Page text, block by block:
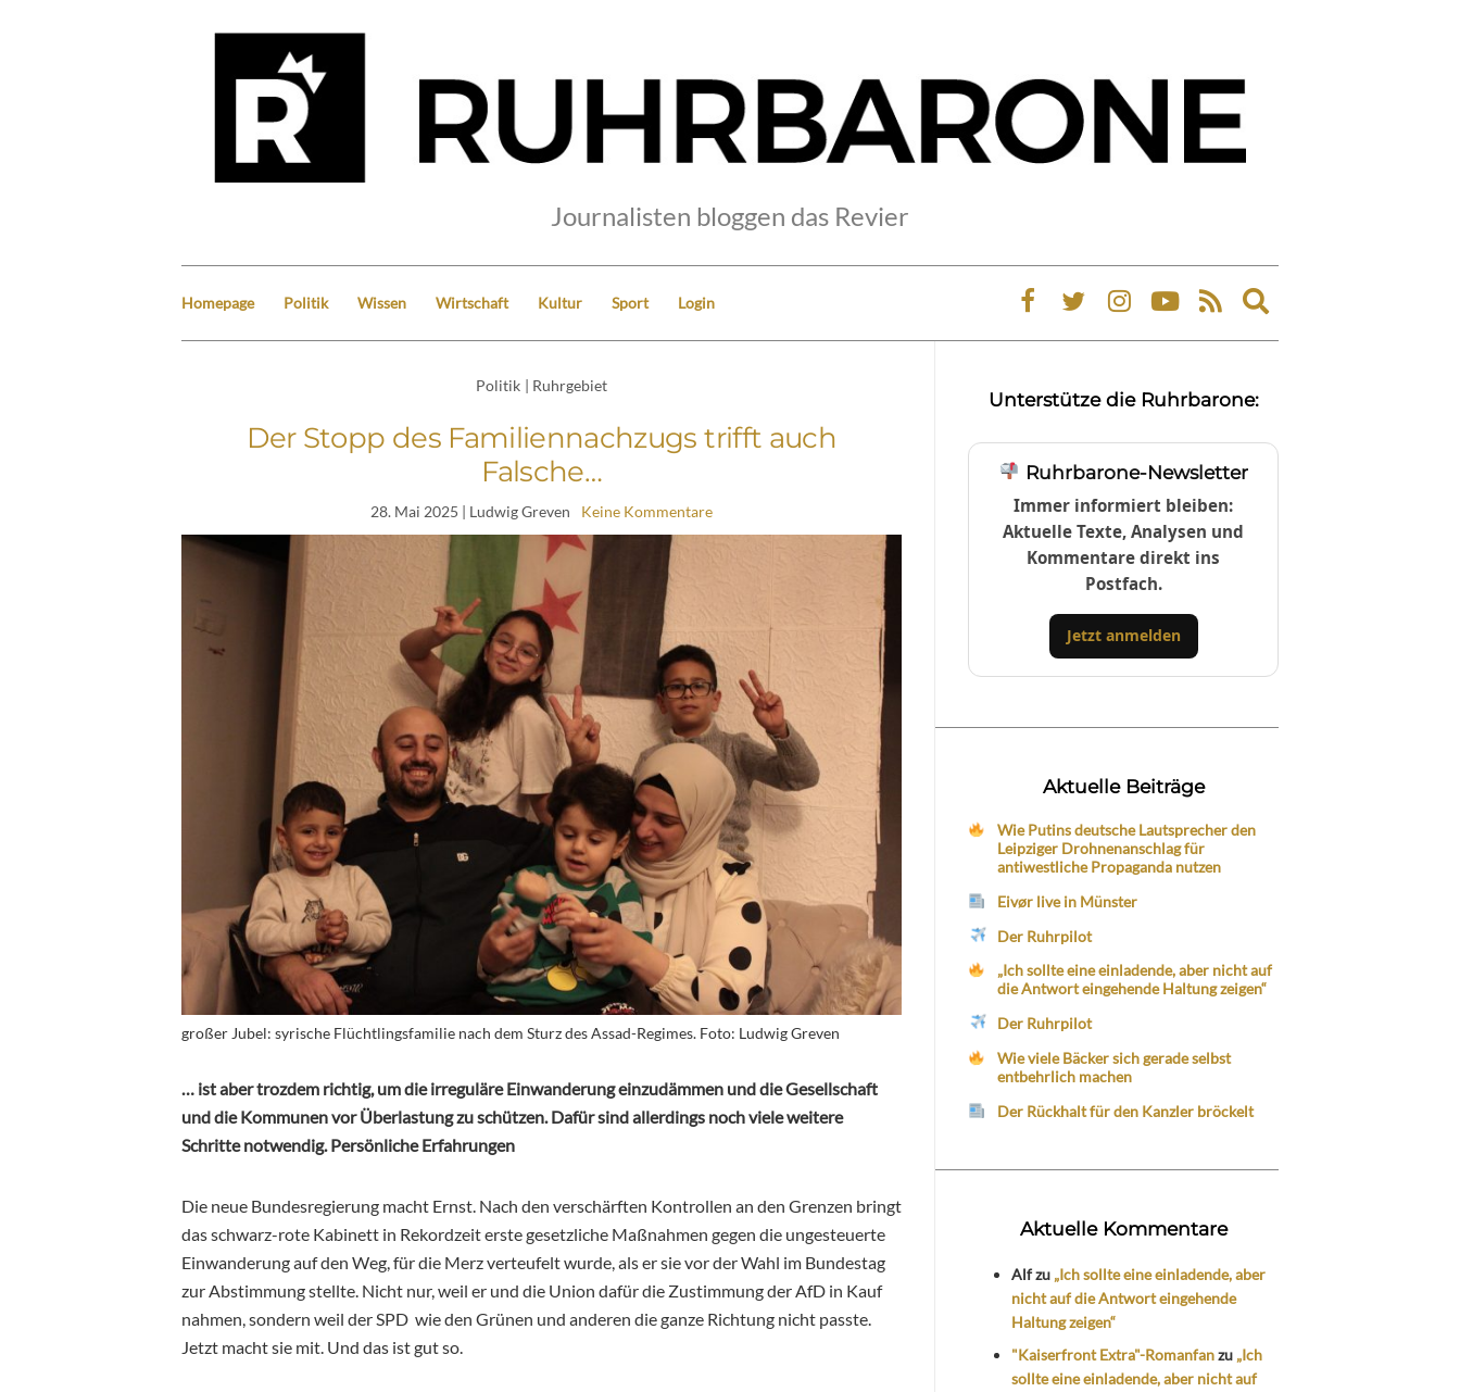
Journalisten bloggen das Revier
Homepage Politik Wissen Wirtschaft Kultur Sport Login
Expand
search
Politik | Ruhrgebiet
Der Stopp des Familiennachzugs trifft auch
Falsche…
28. Mai 2025 | Ludwig Greven Keine Kommentare
großer Jubel: syrische Flüchtlingsfamilie nach dem Sturz des Assad-Regimes. Foto: Ludwig Greven
… ist aber trozdem richtig, um die irreguläre Einwanderung einzudämmen und die Gesellschaft
und die Kommunen vor Überlastung zu schützen. Dafür sind allerdings noch viele weitere
Schritte notwendig. Persönliche Erfahrungen
Die neue Bundesregierung macht Ernst. Nach den verschärften Kontrollen an den Grenzen bringt
das schwarz-rote Kabinett in Rekordzeit erste gesetzliche Maßnahmen gegen die ungesteuerte
Einwanderung auf den Weg, für die Merz verteufelt wurde, als er sie vor der Wahl im Bundestag
zur Abstimmung stellte. Nicht nur, weil er und die Union dafür die Zustimmung der AfD in Kauf
nahmen, sondern weil der SPD wie den Grünen und anderen die ganze Richtung nicht passte.
Jetzt macht sie mit. Und das ist gut so.
Unterstütze die Ruhrbarone:
Ruhrbarone-Newsletter
Immer informiert bleiben:
Aktuelle Texte, Analysen und
Kommentare direkt ins
Postfach.
Jetzt anmelden
Aktuelle Beiträge
Wie Putins deutsche Lautsprecher den
Leipziger Drohnenanschlag für
antiwestliche Propaganda nutzen
Eivør live in Münster
Der Ruhrpilot
„Ich sollte eine einladende, aber nicht auf
die Antwort eingehende Haltung zeigen“
Der Ruhrpilot
Wie viele Bäcker sich gerade selbst
entbehrlich machen
Der Rückhalt für den Kanzler bröckelt
Aktuelle Kommentare
Alfzu „Ich sollte eine einladende, aber
nicht auf die Antwort eingehende
Haltung zeigen“
"Kaiserfront Extra"-Romanfanzu „Ich
sollte eine einladende, aber nicht auf